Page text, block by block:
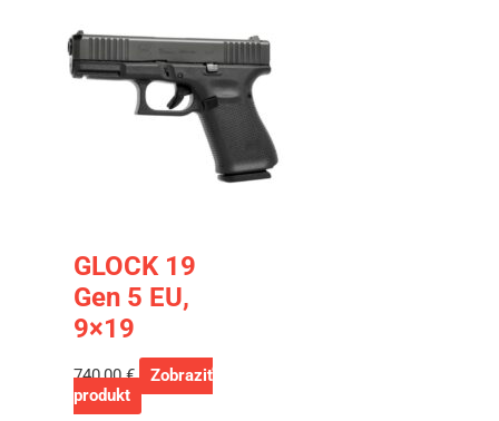
GLOCK 19
Gen 5 EU,
9×19
740,00€
Zobraziť
produkt